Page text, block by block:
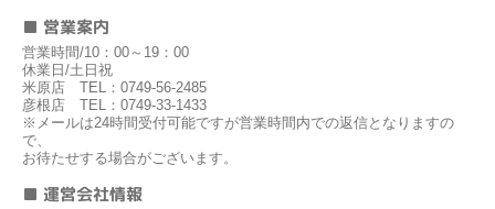
■ 営業案内
営業時間/10：00～19：00
休業日/土日祝
米原店 TEL：0749-56-2485
彦根店 TEL：0749-33-1433
※メールは24時間受付可能ですが営業時間内での返信となりますの
で、
お待たせする場合がございます。
■ 運営会社情報